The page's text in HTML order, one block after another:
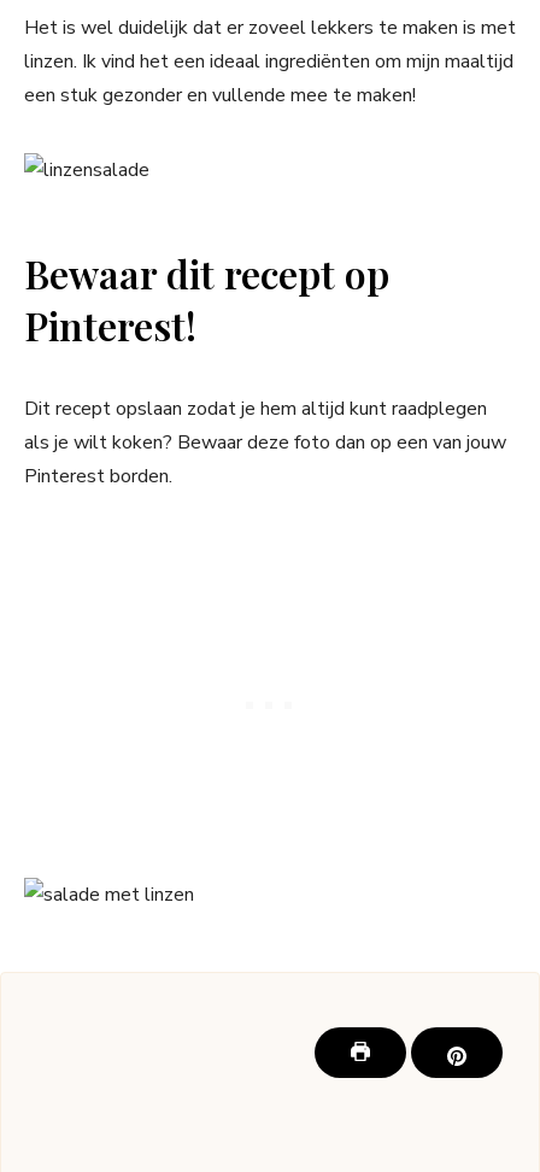
Het is wel duidelijk dat er zoveel lekkers te maken is met
linzen. Ik vind het een ideaal ingrediënten om mijn maaltijd
een stuk gezonder en vullende mee te maken!
Bewaar dit recept op
Pinterest!
Dit recept opslaan zodat je hem altijd kunt raadplegen
als je wilt koken? Bewaar deze foto dan op een van jouw
Pinterest borden.